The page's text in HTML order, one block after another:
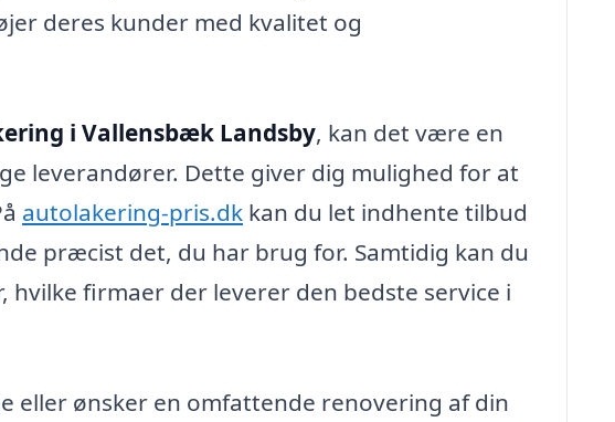
deres kunder med kvalitet og
i Vallensbæk Landsby, kan det være en
leverandører. Dette giver dig mulighed for at
autolakering-pris.dk kan du let indhente tilbud
præcist det, du har brug for. Samtidig kan du
firmaer der leverer den bedste service i
eller ønsker en omfattende renovering af din